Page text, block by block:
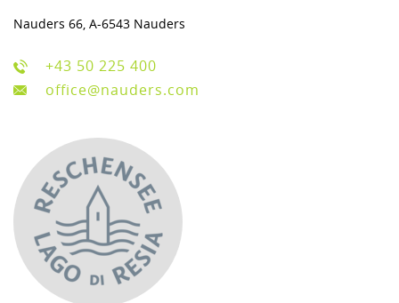
Nauders 66, A-6543 Nauders
+43 50 225 400
office@nauders.com